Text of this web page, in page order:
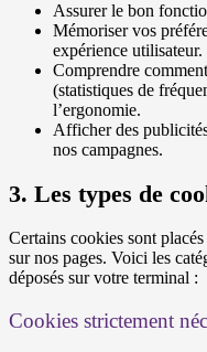
Assurer le bon
Mémoriser vos
expérience utilisateur.
Comprendre
(statistiques de
l’ergonomie.
Afficher des
nos campagnes.
3. Les types de
Certains cookies sont
sur nos pages. Voici les
déposés sur votre terminal :
Cookies strictement